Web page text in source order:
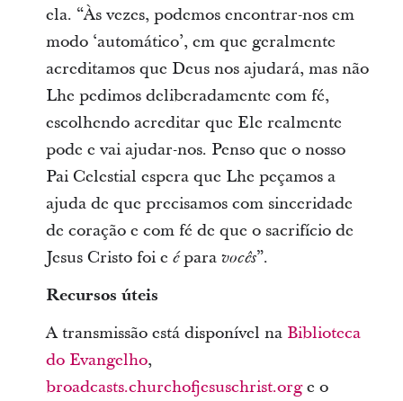
ela. “Às vezes, podemos encontrar-nos em
modo ‘automático’, em que geralmente
acreditamos que Deus nos ajudará, mas não
Lhe pedimos deliberadamente com fé,
escolhendo acreditar que Ele realmente
pode e vai ajudar-nos. Penso que o nosso
Pai Celestial espera que Lhe peçamos a
ajuda de que precisamos com sinceridade
de coração e com fé de que o sacrifício de
Jesus Cristo foi e épara vocês”.
Recursos úteis
A transmissão está disponível na Biblioteca
do Evangelho,
broadcasts.churchofjesuschrist.orge o